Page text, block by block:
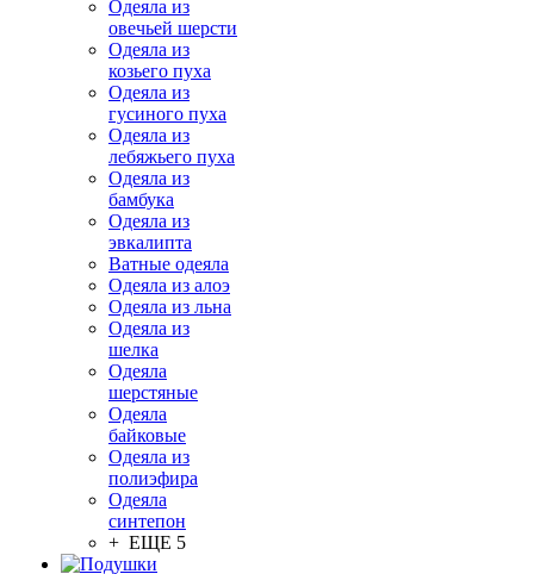
Одеяла из
овечьей шерсти
Одеяла из
козьего пуха
Одеяла из
гусиного пуха
Одеяла из
лебяжьего пуха
Одеяла из
бамбука
Одеяла из
эвкалипта
Ватные одеяла
Одеяла из алоэ
Одеяла из льна
Одеяла из
шелка
Одеяла
шерстяные
Одеяла
байковые
Одеяла из
полиэфира
Одеяла
синтепон
+ ЕЩЕ 5